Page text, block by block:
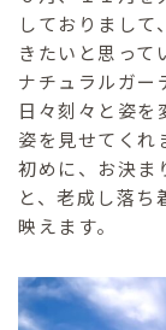
しておりまして
きたいと思って
ナチュラルガー
日々刻々と姿を
姿を見せてくれ
初めに、お決ま
と、老成し落ち
映えます。